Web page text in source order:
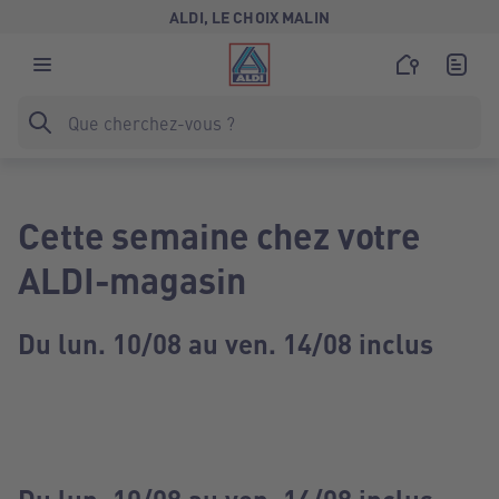
ALDI, LE CHOIX MALIN
Cette semaine chez votre
ALDI-magasin
Du lun. 10/08 au ven. 14/08 inclus